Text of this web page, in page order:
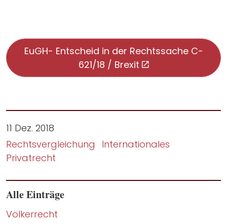
EuGH- Entscheid in der Rechtssache C-
621/18 / Brexit
11 Dez. 2018
Rechtsvergleichung
Internationales
Privatrecht
Alle Einträge
Völkerrecht